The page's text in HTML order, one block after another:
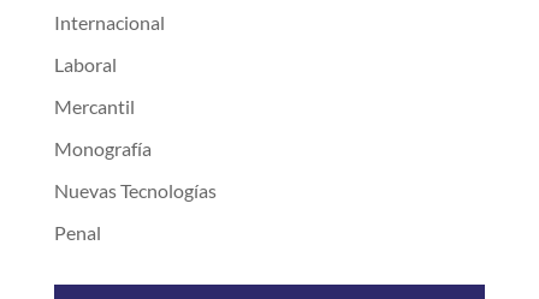
Internacional
Laboral
Mercantil
Monografía
Nuevas Tecnologías
Penal